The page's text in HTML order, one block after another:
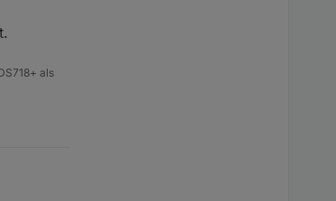
als